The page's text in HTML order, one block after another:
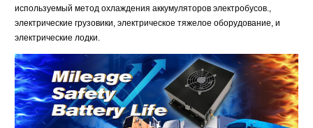
используемый метод охлаждения аккумуляторов электробусов.,
электрические грузовики, электрическое тяжелое оборудование, и
электрические лодки.